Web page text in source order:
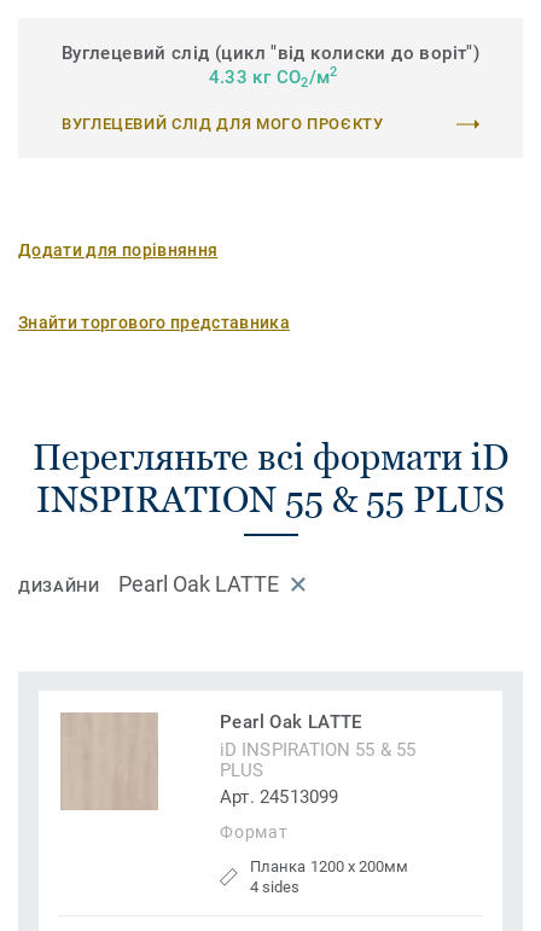
Вуглецевий слід (цикл "від колиски до воріт")
4.33 кг CO2/м2
ВУГЛЕЦЕВИЙ СЛІД ДЛЯ МОГО ПРОЄКТУ
Додати для порівняння
Знайти торгового представника
Перегляньте всі формати iD
INSPIRATION 55 & 55 PLUS
ДИЗАЙНИ Pearl Oak LATTE
Pearl Oak LATTE
iD INSPIRATION 55 & 55
PLUS
Арт. 24513099
Формат
Планка 1200 x 200мм
4 sides